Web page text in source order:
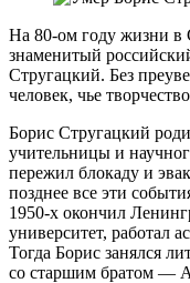
На 80-ом году жизни в
знаменитый
Стругацкий. Без
человек, чье
Борис Стругацкий
учительницы и
пережил блокаду и
позднее все эти
1950-х окончил
университет, работал
Тогда Борис занялся
со старшим братом —